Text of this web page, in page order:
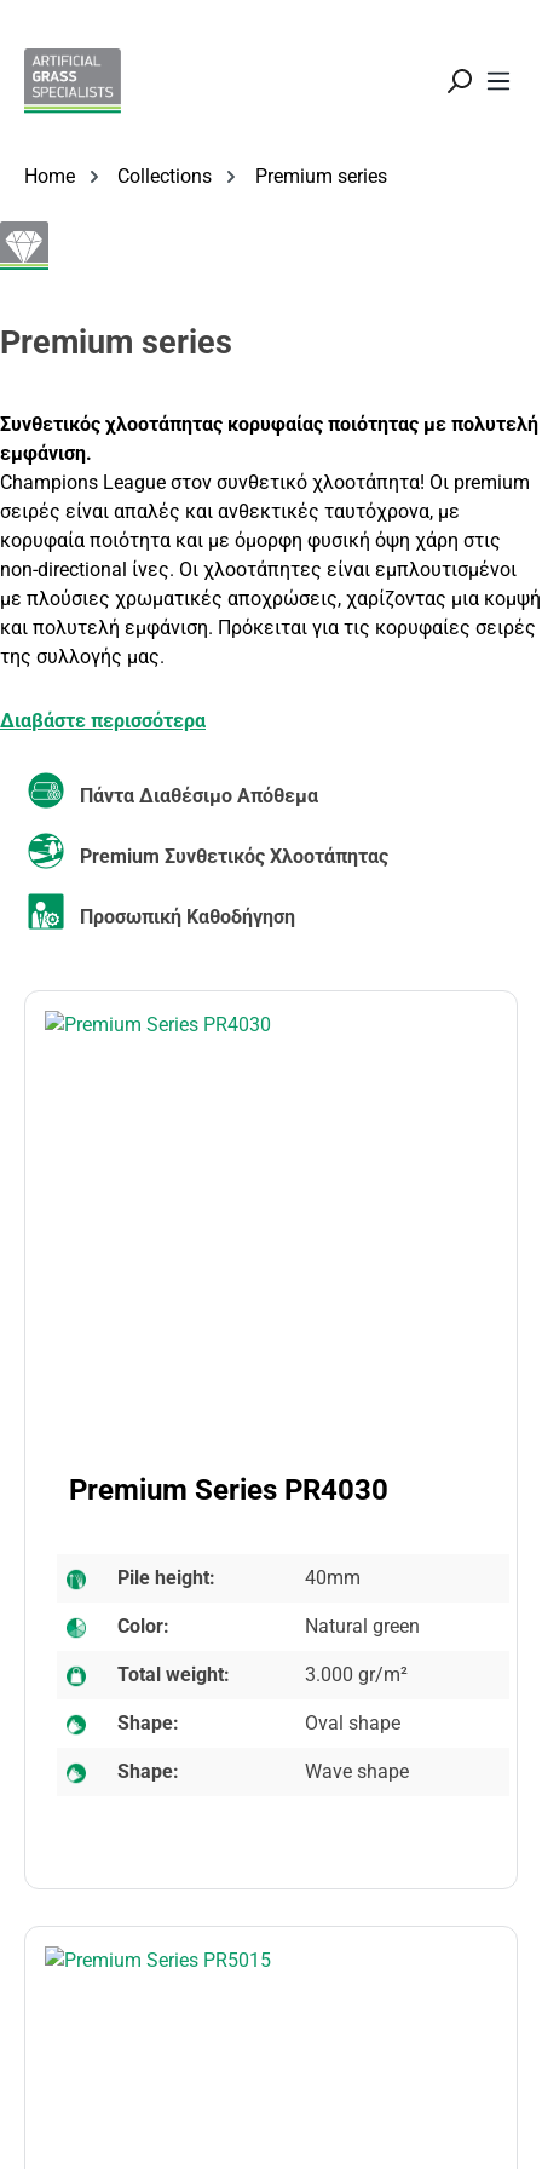
Home Collections Premium series
Premium series
Συνθετικός χλοοτάπητας κορυφαίας ποιότητας με πολυτελή
εμφάνιση.
Champions League στον συνθετικό χλοοτάπητα! Οι premium
σειρές είναι απαλές και ανθεκτικές ταυτόχρονα, με
κορυφαία ποιότητα και με όμορφη φυσική όψη χάρη στις
non-directional ίνες. Οι χλοοτάπητες είναι εμπλουτισμένοι
με πλούσιες χρωματικές αποχρώσεις, χαρίζοντας μια κομψή
και πολυτελή εμφάνιση. Πρόκειται για τις κορυφαίες σειρές
της συλλογής μας.
Διαβάστε περισσότερα
Πάντα Διαθέσιμο Απόθεμα
Premium Συνθετικός Χλοοτάπητας
Προσωπική Καθοδήγηση
Premium Series PR4030
Pile height: 40mm
Color: Natural green
Total weight: 3.000 gr/m²
Shape: Oval shape
Shape: Wave shape